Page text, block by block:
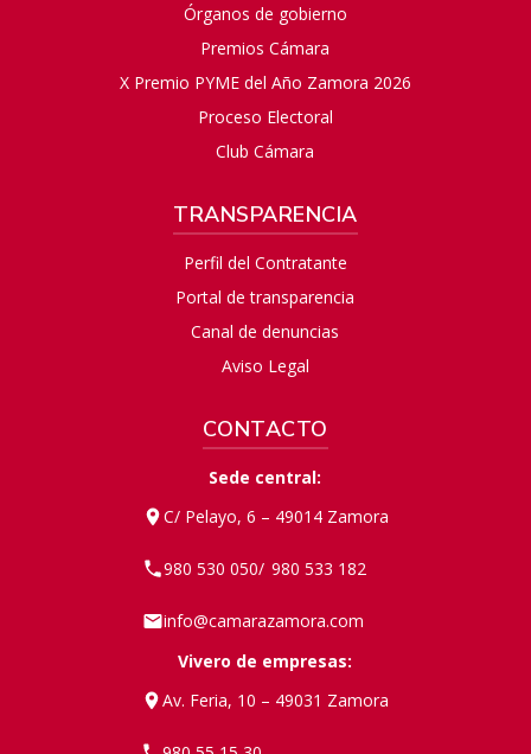
Órganos de gobierno
Premios Cámara
X Premio PYME del Año Zamora 2026
Proceso Electoral
Club Cámara
TRANSPARENCIA
Perfil del Contratante
Portal de transparencia
Canal de denuncias
Aviso Legal
CONTACTO
Sede central:
C/ Pelayo, 6 – 49014 Zamora
980 530 050/ 980 533 182
info@camarazamora.com
Vivero de empresas:
Av. Feria, 10 – 49031 Zamora